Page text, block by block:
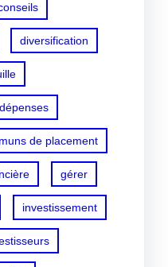
diversification
dépenses
de placement
gérer
investissement